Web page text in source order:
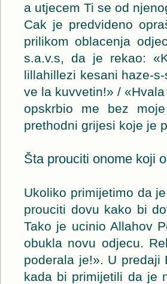
a utjecem Ti se od
Cak je predvideno
prilikom oblacenja
s.a.v.s, da je rekao:
lillahillezi kesani haze-
ve la kuvvetin!» /
opskrbio me bez
prethodni grijesi koje je
Šta prouciti onome koji
Ukoliko primijetimo da
prouciti dovu kako bi
Tako je ucinio Allahov
obukla novu odjecu.
poderala je!». U predaji
kada bi primijetili da je